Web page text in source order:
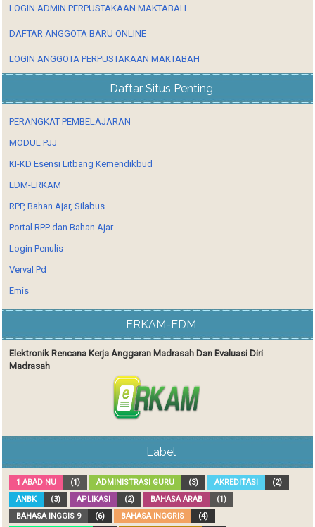
LOGIN ADMIN PERPUSTAKAAN MAKTABAH
DAFTAR ANGGOTA BARU ONLINE
LOGIN ANGGOTA PERPUSTAKAAN MAKTABAH
Daftar Situs Penting
PERANGKAT PEMBELAJARAN
MODUL PJJ
KI-KD Esensi Litbang Kemendikbud
EDM-ERKAM
RPP, Bahan Ajar, Silabus
Portal RPP dan Bahan Ajar
Login Penulis
Verval Pd
Emis
ERKAM-EDM
Elektronik Rencana Kerja Anggaran Madrasah Dan Evaluasi Diri
Madrasah
Label
1 ABAD NU (1) ADMINISTRASI GURU (3) AKREDITASI
(2)
ANBK
(3) APLIKASI (2) BAHASA ARAB
(1)
BAHASA INGGIS 9
(6) BAHASA INGGRIS
(4)